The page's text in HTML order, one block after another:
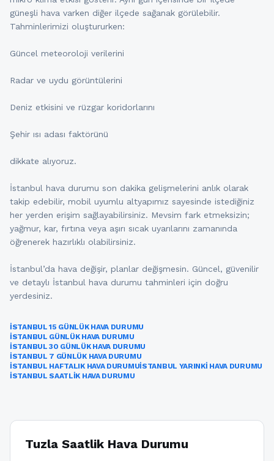
güneşli hava varken diğer ilçede sağanak görülebilir.
Tahminlerimizi oluştururken:
Güncel meteoroloji verilerini
Radar ve uydu görüntülerini
Deniz etkisini ve rüzgar koridorlarını
Şehir ısı adası faktörünü
dikkate alıyoruz.
İstanbul hava durumu son dakika gelişmelerini anlık olarak
takip edebilir, mobil uyumlu altyapımız sayesinde istediğiniz
her yerden erişim sağlayabilirsiniz. Mevsim fark etmeksizin;
yağmur, kar, fırtına veya aşırı sıcak uyarılarını zamanında
öğrenerek hazırlıklı olabilirsiniz.
İstanbul’da hava değişir, planlar değişmesin. Güncel, güvenilir
ve detaylı İstanbul hava durumu tahminleri için doğru
yerdesiniz.
İSTANBUL 15 GÜNLÜK HAVA DURUMU
İSTANBUL GÜNLÜK HAVA DURUMU
İSTANBUL 30 GÜNLÜK HAVA DURUMU
İSTANBUL 7 GÜNLÜK HAVA DURUMU
İSTANBUL HAFTALIK HAVA DURUMUİSTANBUL YARINKI HAVA DURUMU
İSTANBUL SAATLIK HAVA DURUMU
Tuzla Saatlik Hava Durumu